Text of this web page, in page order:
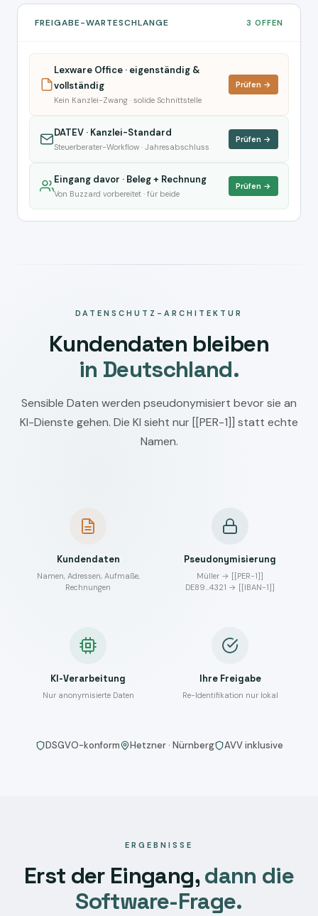
FREIGABE-WARTESCHLANGE 3 OFFEN
Lexware Office · eigenständig &
vollständig
Kein Kanzlei-Zwang · solide Schnittstelle
Prüfen →
DATEV · Kanzlei-Standard
Steuerberater-Workflow · Jahresabschluss
Prüfen →
Eingang davor · Beleg + Rechnung
Von Buzzard vorbereitet · für beide
Prüfen →
DATENSCHUTZ-ARCHITEKTUR
Kundendaten bleiben
in Deutschland.
Sensible Daten werden pseudonymisiert bevor sie an
KI-Dienste gehen. Die KI sieht nur [[PER-1]] statt echte
Namen.
Kundendaten
Namen, Adressen, Aufmaße,
Rechnungen
Pseudonymisierung
Müller → [[PER-1]]
DE89…4321 → [[IBAN-1]]
KI-Verarbeitung
Nur anonymisierte Daten
Ihre Freigabe
Re-Identifikation nur lokal
DSGVO-konform Hetzner · Nürnberg AVV inklusive
ERGEBNISSE
Erst der Eingang,dann die
Software-Frage.